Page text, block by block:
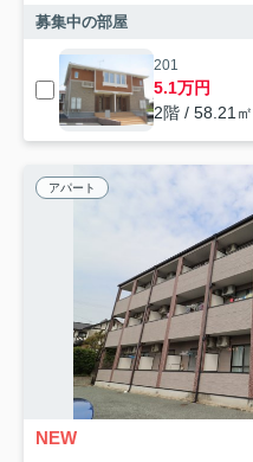
募集中の部屋
201
5.1万円
2階 / 58.21
アパート
NEW